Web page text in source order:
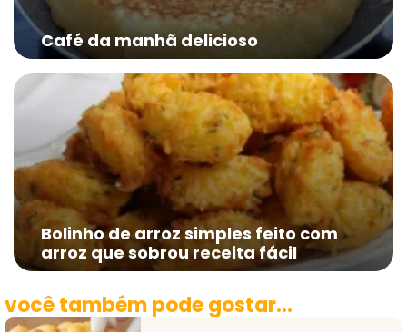
Café da manhã delicioso
Bolinho de arroz simples feito com
arroz que sobrou receita fácil
você também pode gostar...